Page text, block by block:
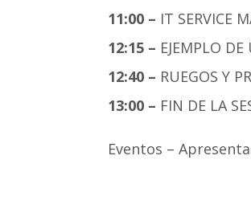
11:00 – IT SERVICE
12:15 – EJEMPLO
12:40 – RUEGOS Y
13:00 – FIN DE LA
Eventos –